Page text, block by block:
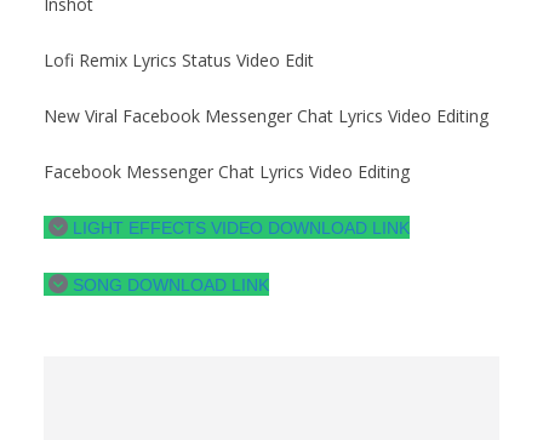
Inshot
Lofi Remix Lyrics Status Video Edit
New Viral Facebook Messenger Chat Lyrics Video Editing
Facebook Messenger Chat Lyrics Video Editing
LIGHT EFFECTS VIDEO DOWNLOAD LINK
SONG DOWNLOAD LINK